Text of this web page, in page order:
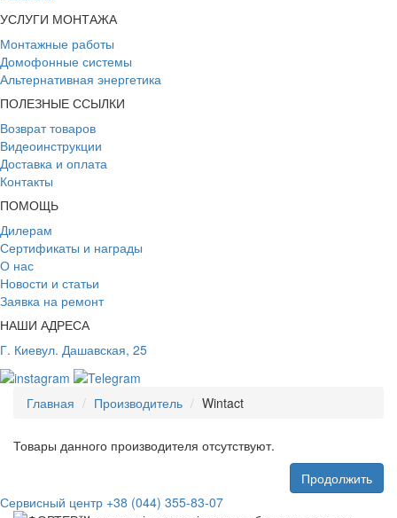
УСЛУГИ МОНТАЖА
Монтажные работы
Домофонные системы
Альтернативная энергетика
ПОЛЕЗНЫЕ ССЫЛКИ
Возврат товаров
Видеоинструкции
Доставка и оплата
Контакты
ПОМОЩЬ
Дилерам
Сертификаты и награды
О нас
Новости и статьи
Заявка на ремонт
НАШИ АДРЕСА
Г. Киевул. Дашавская, 25
Главная Производитель Wintact
Товары данного производителя отсутствуют.
Продолжить
Сервисный центр +38 (044) 355-83-07